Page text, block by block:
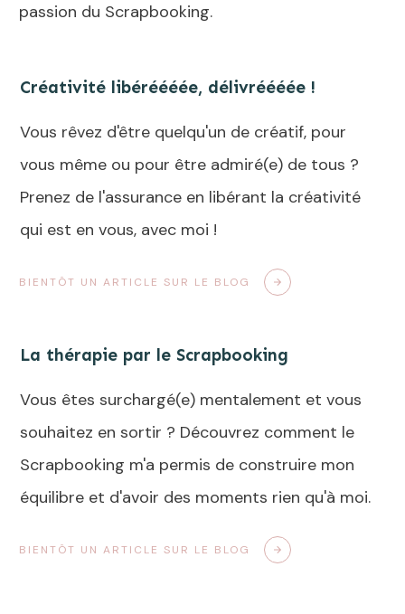
passion du Scrapbooking.
Créativité libéréééée, délivréééée !
Vous rêvez d'être quelqu'un de créatif, pour
vous même ou pour être admiré(e) de tous ?
Prenez de l'assurance en libérant la créativité
qui est en vous, avec moi !
BIENTÔT UN ARTICLE SUR LE BLOG
La thérapie par le Scrapbooking
Vous êtes surchargé(e) mentalement et vous
souhaitez en sortir ? Découvrez comment le
Scrapbooking m'a permis de construire mon
équilibre et d'avoir des moments rien qu'à moi.
BIENTÔT UN ARTICLE SUR LE BLOG